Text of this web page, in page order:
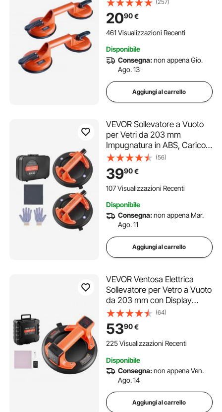
Alluminio Ventosa di
Sollevamento Industriale per
Lastre di Vetro Piastrelle
(257)
2090€
461 Visualizzazioni Recenti
Disponibile
Consegna:non appena Gio.
Ago. 13
Aggiungi al carrello
VEVOR Sollevatore a Vuoto
per Vetri da 203 mm
Impugnatura in ABS, Carico
di 180 kg, Utensile a Ventosa
per Piastrelle con Custodia
per Trasporto per Sollevare
Piastrelle di Grandi
(56)
3990€
107 Visualizzazioni Recenti
Disponibile
Consegna:non appena Mar.
Ago. 11
Aggiungi al carrello
VEVOR Ventosa Elettrica
Sollevatore per Vetro a Vuoto
da 203 mm con Display
Digitale, Capacità di
Sollevamento Massima di
200 kg, per Piastrelle per
Impieghi Gravosi per
(64)
5390€
225 Visualizzazioni Recenti
Disponibile
Consegna:non appena Ven.
Ago. 14
Aggiungi al carrello